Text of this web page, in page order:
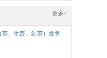
更多>
、生普、红茶）发售